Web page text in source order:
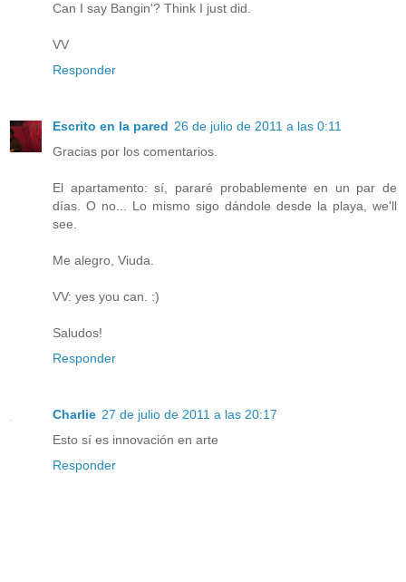
Can I say Bangin'? Think I just did.
VV
Responder
Escrito en la pared 26 de julio de 2011 a las 0:11
Gracias por los comentarios.
El apartamento: sí, pararé probablemente en un par de
días. O no... Lo mismo sigo dándole desde la playa, we'll
see.
Me alegro, Viuda.
VV: yes you can. :)
Saludos!
Responder
Charlie 27 de julio de 2011 a las 20:17
Esto sí es innovación en arte
Responder